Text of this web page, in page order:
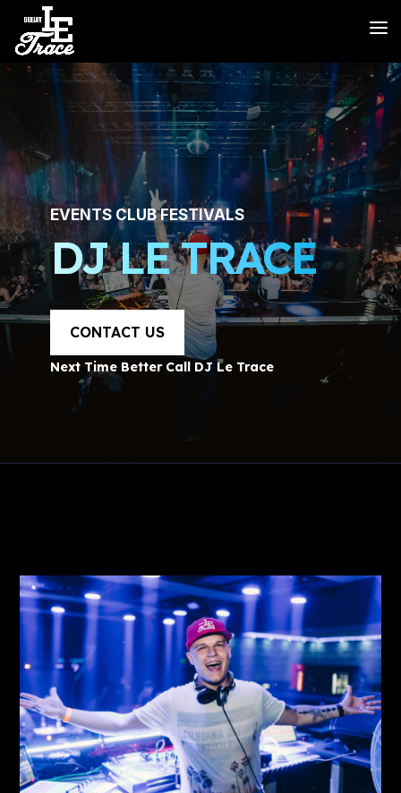
EVENTS CLUB FESTIVALS
DJ LE TRACE
CONTACT US
Next Time Better Call DJ Le Trace